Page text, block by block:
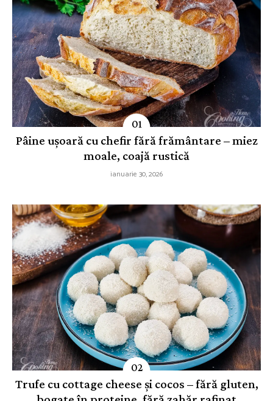
Pâine ușoară cu chefir fără frământare – miez
moale, coajă rustică
ianuarie 30, 2026
Trufe cu cottage cheese și cocos – fără gluten,